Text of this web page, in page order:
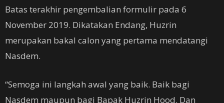
Batas terakhir pengembalian formulir pada 6
November 2019. Dikatakan Endang, Huzrin
merupakan bakal calon yang pertama mendatangi
Nasdem.
“Semoga ini langkah awal yang baik. Baik bagi
Nasdem maupun bagi Bapak Huzrin Hood. Dan